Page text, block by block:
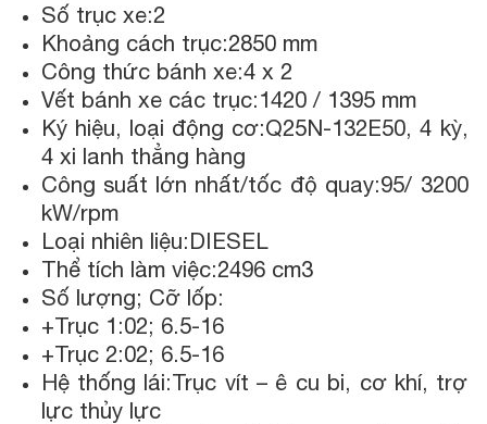
Số trục xe:2
Khoảng cách trục:2850 mm
Công thức bánh xe:4 x 2
Vết bánh xe các trục:1420 / 1395 mm
Ký hiệu, loại động cơ:Q25N-132E50, 4 kỳ,
4 xi lanh thẳng hàng
Công suất lớn nhất/tốc độ quay:95/ 3200
kW/rpm
Loại nhiên liệu:DIESEL
Thể tích làm việc:2496 cm3
Số lượng; Cỡ lốp:
+Trục 1:02; 6.5-16
+Trục 2:02; 6.5-16
Hệ thống lái:Trục vít – ê cu bi, cơ khí, trợ
lực thủy lực